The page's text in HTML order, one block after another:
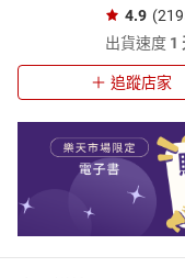
4.9
出貨速度 1
追蹤店家